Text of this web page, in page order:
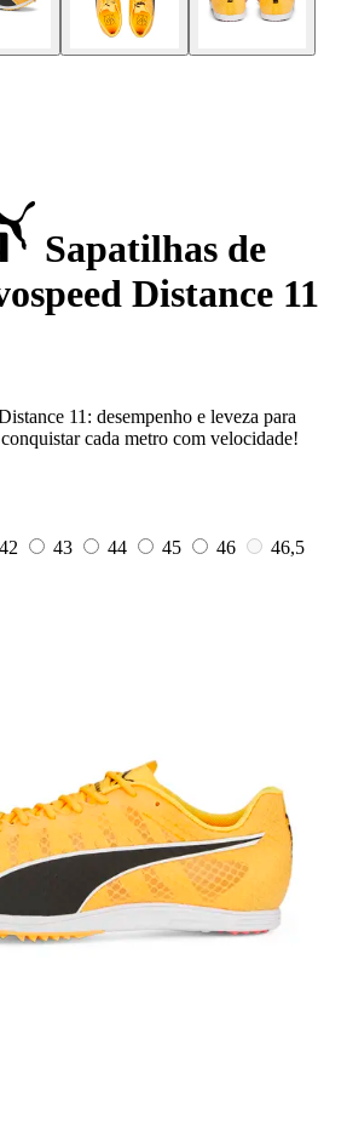
Sapatilhas de
Distance 11
11: desempenho e leveza para
cada metro com velocidade!
42 43 44 45 46
46,5